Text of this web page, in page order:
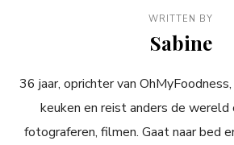
WRITTEN BY
Sabine
36 jaar, oprichter van
keuken en reist anders de wereld
fotograferen, filmen. Gaat naar bed